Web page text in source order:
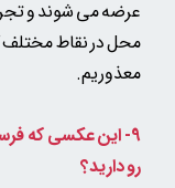
عرضه می شوند و
محل در نقاط مختلف
معذوریم.
9- این عکسی که
رو دارید؟